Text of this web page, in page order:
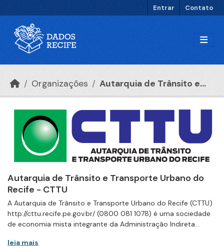
Entrar Contato
Organizações Autarquia de Trânsito e...
Autarquia de Trânsito e Transporte Urbano do
Recife - CTTU
A Autarquia de Trânsito e Transporte Urbano do Recife (CTTU)
http://cttu.recife.pe.gov.br/ (0800 081 1078) é uma sociedade
de economia mista integrante da Administração Indireta...
leia mais